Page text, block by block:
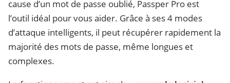
cause d’un mot de passe oublié, Passper Pro est
l’outil idéal pour vous aider. Grâce à ses 4 modes
d’attaque intelligents, il peut récupérer rapidement la
majorité des mots de passe, même longues et
complexes.